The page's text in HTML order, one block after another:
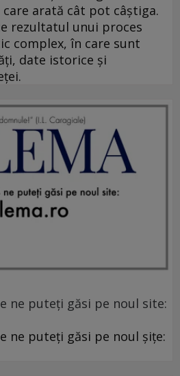
arată cât pot câștiga.
rezultatul unui proces
complex, în care sunt
date istorice și
ne puteți găsi pe noul site:
ne puteți găsi pe noul șițe: